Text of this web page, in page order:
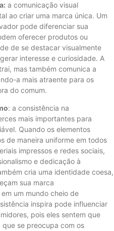
a comunicação visual
ao criar uma marca única. Um
pode diferenciar sua
oferecer produtos ou
de se destacar visualmente
interesse e curiosidade. A
mas também comunica a
a mais atraente para os
do comum.
: a consistência na
mais importantes para
Quando os elementos
de maneira uniforme em todos
impressos e redes sociais,
e dedicação à
cria uma identidade coesa,
sua marca
um mundo cheio de
inspira pode influenciar
pois eles sentem que
se preocupa com os